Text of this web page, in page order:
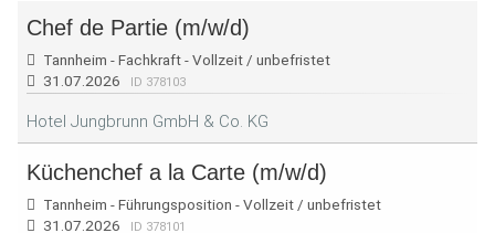
Chef de Partie (m/w/d)
Tannheim - Fachkraft - Vollzeit / unbefristet
31.07.2026
ID 378103
Hotel Jungbrunn GmbH & Co. KG
Küchenchef a la Carte (m/w/d)
Tannheim - Führungsposition - Vollzeit / unbefristet
31.07.2026
ID 378101